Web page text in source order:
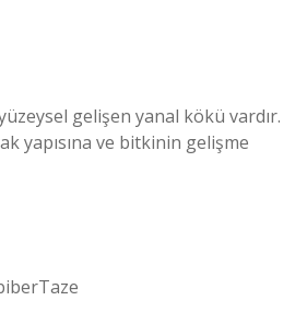
gelişen yanal kökü vardır.
yapısına ve bitkinin gelişme